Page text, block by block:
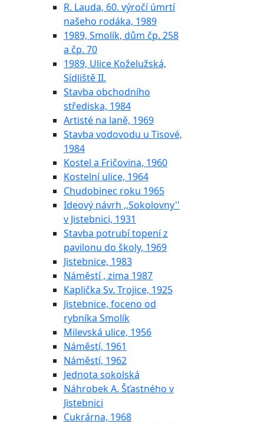
R. Lauda, 60. výročí úmrtí
našeho rodáka, 1989
1989, Smolík, dům čp. 258
a čp. 70
1989, Ulice Koželužská,
Sídliště II.
Stavba obchodního
střediska, 1984
Artisté na laně, 1969
Stavba vodovodu u Tisové,
1984
Kostel a Fričovina, 1960
Kostelní ulice, 1964
Chudobinec roku 1965
Ideový návrh ,,Sokolovny''
v Jistebnici, 1931
Stavba potrubí topení z
pavilonu do školy, 1969
Jistebnice, 1983
Náměstí , zima 1987
Kaplička Sv. Trojice, 1925
Jistebnice, foceno od
rybníka Smolík
Milevská ulice, 1956
Náměstí, 1961
Náměstí, 1962
Jednota sokolská
Náhrobek A. Šťastného v
Jistebnici
Cukrárna, 1968